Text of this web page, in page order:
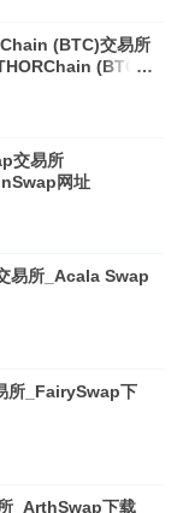
(BTC)交易所
(BTC)
交易所
网址
易所_Acala Swap
所_FairySwap下
_ArthSwap下载